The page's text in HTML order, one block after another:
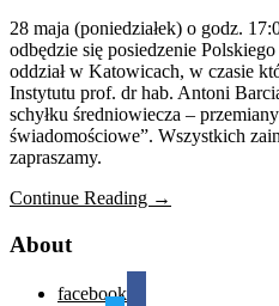
28 maja (poniedziałek) o godz.
odbędzie się posiedzenie
oddział w Katowicach, w czasie
Instytutu prof. dr hab. Antoni
schyłku średniowiecza –
świadomościowe”. Wszystkich
zapraszamy.
Continue Reading →
About
facebook